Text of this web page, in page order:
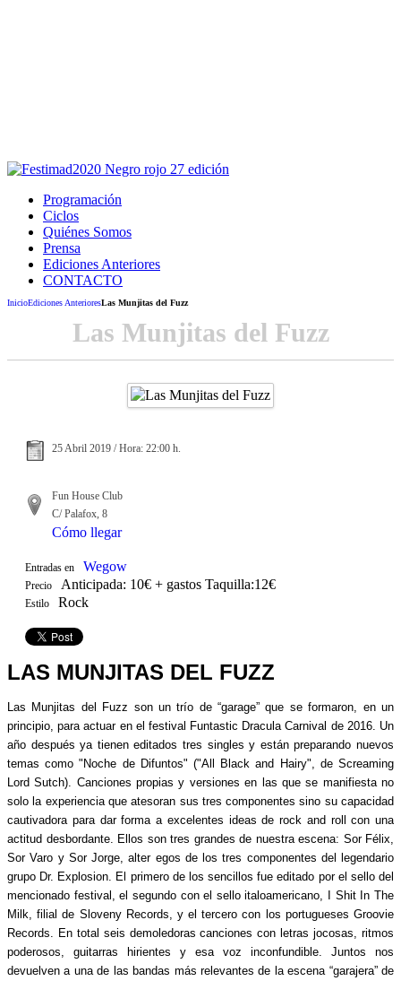
Programación
Ciclos
Quiénes Somos
Prensa
Ediciones Anteriores
CONTACTO
InicioEdiciones AnterioresLas Munjitas del Fuzz
Las Munjitas del Fuzz
25 Abril 2019 / Hora: 22:00 h.
Fun House Club
C/ Palafox, 8
Cómo llegar
Entradas en Wegow
Precio Anticipada: 10€ + gastos Taquilla:12€
Estilo Rock
LAS MUNJITAS DEL FUZZ
Las Munjitas del Fuzz son un trío de “garage” que se formaron, en un
principio, para actuar en el festival Funtastic Dracula Carnival de 2016. Un
año después ya tienen editados tres singles y están preparando nuevos
temas como "Noche de Difuntos" ("All Black and Hairy", de Screaming
Lord Sutch). Canciones propias y versiones en las que se manifiesta no
solo la experiencia que atesoran sus tres componentes sino su capacidad
cautivadora para dar forma a excelentes ideas de rock and roll con una
actitud desbordante. Ellos son tres grandes de nuestra escena: Sor Félix,
Sor Varo y Sor Jorge, alter egos de los tres componentes del legendario
grupo Dr. Explosion. El primero de los sencillos fue editado por el sello del
mencionado festival, el segundo con el sello italoamericano, I Shit In The
Milk, filial de Sloveny Records, y el tercero con los portugueses Groovie
Records. En total seis demoledoras canciones con letras jocosas, ritmos
poderosos, guitarras hirientes y esa voz inconfundible. Juntos nos
devuelven a una de las bandas más relevantes de la escena “garajera” de